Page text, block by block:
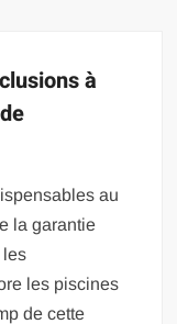
à
au
la garantie
les
les piscines
de cette